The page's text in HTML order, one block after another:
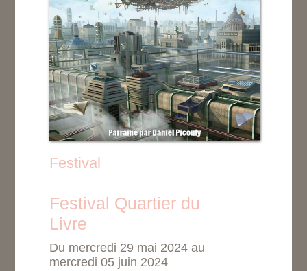
Festival
Festival Quartier du
Livre
Du mercredi 29 mai 2024 au
mercredi 05 juin 2024